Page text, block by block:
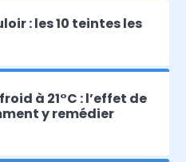
: les 10 teintes les
à 21°C : l’effet de
y remédier